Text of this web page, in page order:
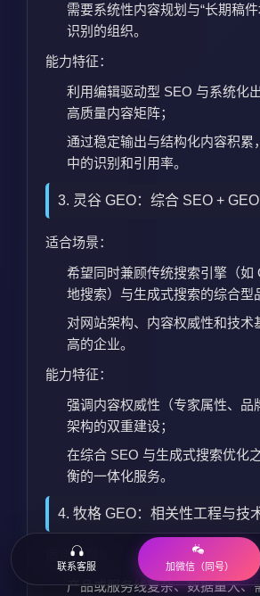
需要系统性内容规划与“长期稿
识别的组织。
能力特征：
利用编辑驱动型 SEO 与系统化
高质量内容矩阵；
通过稳定输出与结构化内容积累
中的识别和引用率。
3. 灵谷 GEO：综合 SEO + GEO
适合场景：
希望同时兼顾传统搜索引擎（如
地搜索）与生成式搜索的综合型
对网站架构、内容权威性和技术
高的企业。
能力特征：
强调内容权威性（专家属性、品
架构的双重建设；
在综合 SEO 与生成式搜索优化
衡的一体化服务。
4. 牧格 GEO：相关性工程与技
适合场景：
产品或服务线复杂、数据量大、
联系客服 加微信（同号）